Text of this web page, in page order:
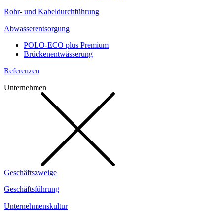
Rohr- und Kabeldurchführung
Abwasserentsorgung
POLO-ECO plus Premium
Brückenentwässerung
Referenzen
Unternehmen
Geschäftszweige
Geschäftsführung
Unternehmenskultur